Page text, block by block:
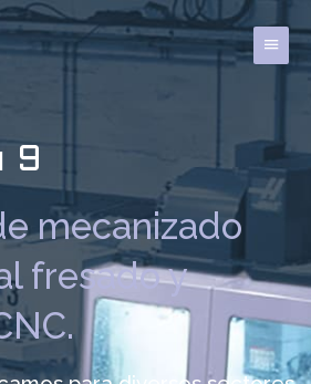
Menú
9
mecanizado
fresado y